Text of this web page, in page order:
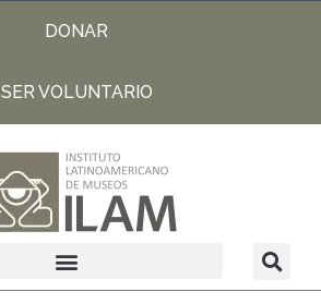
DONAR
SER VOLUNTARIO